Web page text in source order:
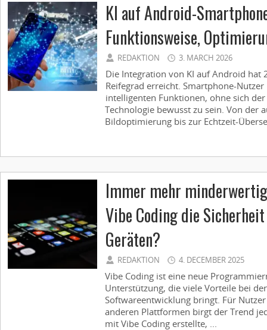
KI auf Android-
Funktionsweise,
REDAKTION 3. MARCH 2026
Die Integration von KI auf Android hat
Reifegrad erreicht. Smartphone-
intelligenten Funktionen, ohne sich
Technologie bewusst zu sein. Von der
Bildoptimierung bis zur Echtzeit-
Immer mehr
Vibe Coding die
Geräten?
REDAKTION 4. DECEMBER 2025
Vibe Coding ist eine neue
Unterstützung, die viele Vorteile bei
Softwareentwicklung bringt. Für
anderen Plattformen birgt der Trend
mit Vibe Coding erstellte, ...